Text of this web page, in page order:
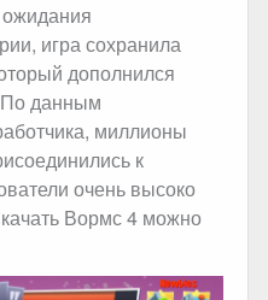
игра сохранила
дополнился
данным
миллионы
к
очень высоко
Вормс 4 можно